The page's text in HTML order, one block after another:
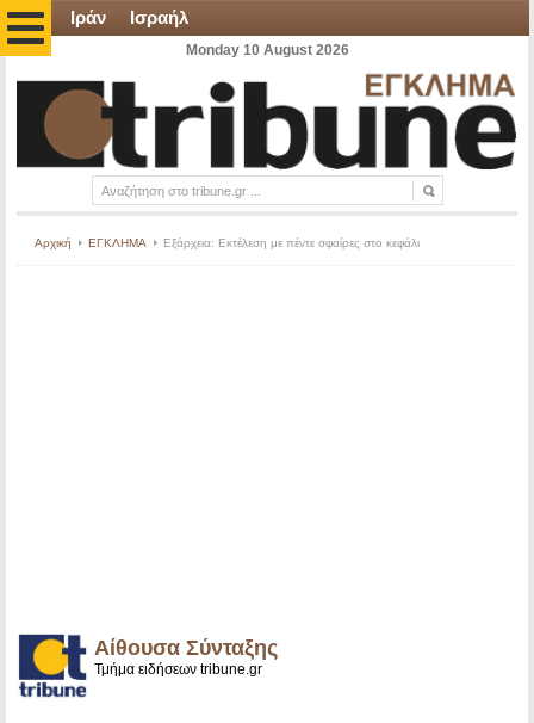
Ιράν Ισραήλ
Monday 10 August 2026
Αρχική ΕΓΚΛΗΜΑ Εξάρχεια: Εκτέλεση με πέντε σφαίρες στο κεφάλι
Αίθουσα Σύνταξης
Τμήμα ειδήσεων tribune.gr